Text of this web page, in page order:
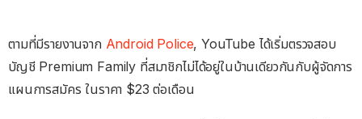
ตามที่มีรายงานจาก Android Police, YouTube ได้เริ่มตรวจสอบ
บัญชี Premium Family ที่สมาชิกไม่ได้อยู่ในบ้านเดียวกันกับผู้จัดการ
แผนการสมัคร ในราคา $23 ต่อเดือน